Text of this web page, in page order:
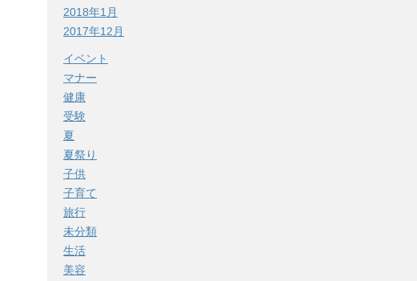
2018年1月
2017年12月
イベント
マナー
健康
受験
夏
夏祭り
子供
子育て
旅行
未分類
生活
美容